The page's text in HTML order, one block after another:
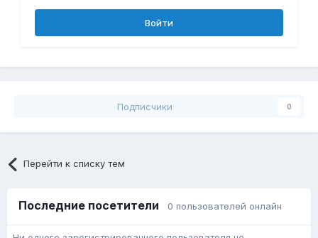
Войти
Подписчики 0
Перейти к списку тем
Последние посетители 0 пользователей онлайн